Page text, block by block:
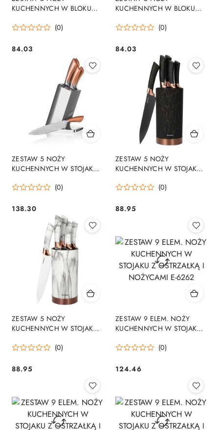
KUCHENNYCH W BLOKU
(0)
Cena:
84.03
KUCHENNYCH W BLOKU
(0)
Cena:
84.03
ZESTAW 5 NOŻY
KUCHENNYCH W STOJAKU
(0)
Cena:
138.30
ZESTAW 5 NOŻY
KUCHENNYCH W STOJAKU
(0)
Cena:
88.95
ZESTAW 5 NOŻY
KUCHENNYCH W STOJAKU
(0)
Cena:
88.95
ZESTAW 9 ELEM. NOŻY
KUCHENNYCH W STOJAKU
E-6262
(0)
Cena:
124.46